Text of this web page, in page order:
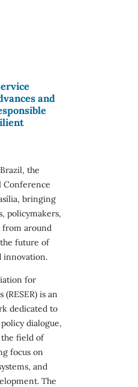
and
the
Conference
bringing
policymakers,
from around
future of
innovation.
for
(RESER) is an
dedicated to
dialogue,
field of
focus on
and
The